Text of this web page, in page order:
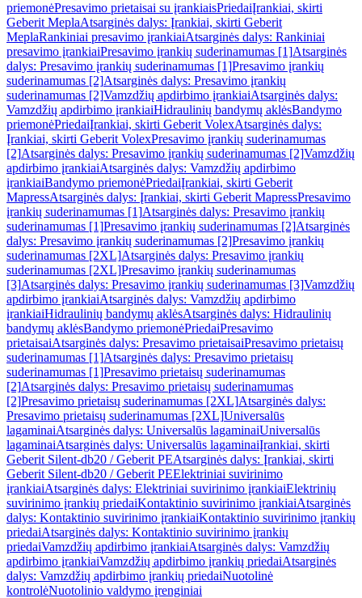
priemonėPresavimo prietaisai su įrankiaisPriedaiĮrankiai, skirti
Geberit MeplaAtsarginės dalys: Įrankiai, skirti Geberit
MeplaRankiniai presavimo įrankiaiAtsarginės dalys: Rankiniai
presavimo įrankiaiPresavimo įrankių suderinamumas [1]Atsarginės
dalys: Presavimo įrankių suderinamumas [1]Presavimo įrankių
suderinamumas [2]Atsarginės dalys: Presavimo įrankių
suderinamumas [2]Vamzdžių apdirbimo įrankiaiAtsarginės dalys:
Vamzdžių apdirbimo įrankiaiHidraulinių bandymų aklėsBandymo
priemonėPriedaiĮrankiai, skirti Geberit VolexAtsarginės dalys:
Įrankiai, skirti Geberit VolexPresavimo įrankių suderinamumas
[2]Atsarginės dalys: Presavimo įrankių suderinamumas [2]Vamzdžių
apdirbimo įrankiaiAtsarginės dalys: Vamzdžių apdirbimo
įrankiaiBandymo priemonėPriedaiĮrankiai, skirti Geberit
MapressAtsarginės dalys: Įrankiai, skirti Geberit MapressPresavimo
įrankių suderinamumas [1]Atsarginės dalys: Presavimo įrankių
suderinamumas [1]Presavimo įrankių suderinamumas [2]Atsarginės
dalys: Presavimo įrankių suderinamumas [2]Presavimo įrankių
suderinamumas [2XL]Atsarginės dalys: Presavimo įrankių
suderinamumas [2XL]Presavimo įrankių suderinamumas
[3]Atsarginės dalys: Presavimo įrankių suderinamumas [3]Vamzdžių
apdirbimo įrankiaiAtsarginės dalys: Vamzdžių apdirbimo
įrankiaiHidraulinių bandymų aklėsAtsarginės dalys: Hidraulinių
bandymų aklėsBandymo priemonėPriedaiPresavimo
prietaisaiAtsarginės dalys: Presavimo prietaisaiPresavimo prietaisų
suderinamumas [1]Atsarginės dalys: Presavimo prietaisų
suderinamumas [1]Presavimo prietaisų suderinamumas
[2]Atsarginės dalys: Presavimo prietaisų suderinamumas
[2]Presavimo prietaisų suderinamumas [2XL]Atsarginės dalys:
Presavimo prietaisų suderinamumas [2XL]Universalūs
lagaminaiAtsarginės dalys: Universalūs lagaminaiUniversalūs
lagaminaiAtsarginės dalys: Universalūs lagaminaiĮrankiai, skirti
Geberit Silent-db20 / Geberit PEAtsarginės dalys: Įrankiai, skirti
Geberit Silent-db20 / Geberit PEElektriniai suvirinimo
įrankiaiAtsarginės dalys: Elektriniai suvirinimo įrankiaiElektrinių
suvirinimo įrankių priedaiKontaktinio suvirinimo įrankiaiAtsarginės
dalys: Kontaktinio suvirinimo įrankiaiKontaktinio suvirinimo įrankių
priedaiAtsarginės dalys: Kontaktinio suvirinimo įrankių
priedaiVamzdžių apdirbimo įrankiaiAtsarginės dalys: Vamzdžių
apdirbimo įrankiaiVamzdžių apdirbimo įrankių priedaiAtsarginės
dalys: Vamzdžių apdirbimo įrankių priedaiNuotolinė
kontrolėNuotolinio valdymo įrenginiai